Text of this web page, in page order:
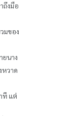
ถึงมือ
มของ
ยนาง
หวาด
ที แต่